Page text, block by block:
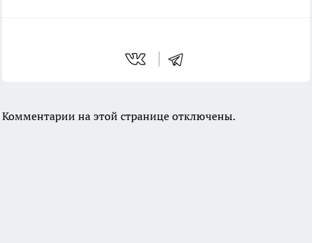
Комментарии на этой странице отключены.